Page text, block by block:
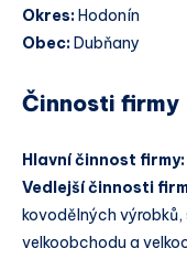
Okres: Hodonín
Obec: Dubňany
Činnosti firmy
Hlavní činnost firmy:
Vedlejší činnosti
kovodělných
velkoobchodu a